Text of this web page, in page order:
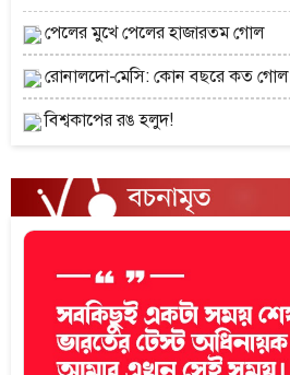
পেলের মুখে পেলের হাজারতম গোল
রোনালদো-মেসি: কোন বছরে কত গোল
বিশ্বকাপের রঙ হলুদ!